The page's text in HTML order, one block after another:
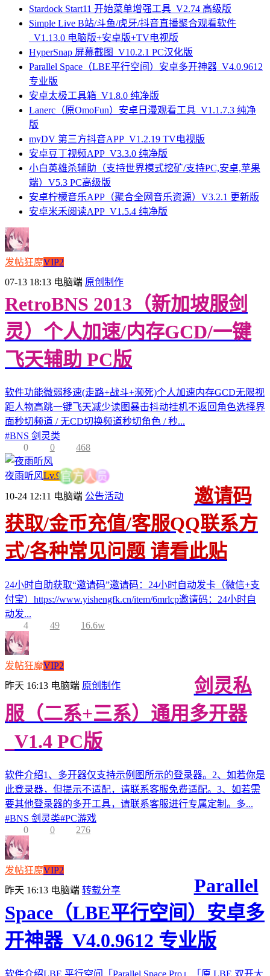
Stardock Start11 开始菜单增强工具_V2.74 高级版
Simple Live B站/斗鱼/虎牙/抖音直播聚合观看软件
_V1.13.0 电脑版+安卓版+TV电视版
HyperSnap 屏幕截图_V10.2.1 PC汉化版
Parallel Space（LBE平行空间）安卓多开神器_V4.0.9612
专业版
安卓太极工具箱_V1.8.0 纯净版
Lanerc（原OmoFun）安卓日漫观看工具_V1.1.7.3 纯净
版
myDV 第三方抖音APP_V1.2.19 TV电视版
安卓豆丁视频APP_V3.3.0 纯净版
小白英雄杀辅助（支持世界模式挖矿/支持PC,安卓,苹果
端）V5.3 PC高级版
安卓柠檬音乐APP（聚合全网音乐资源）V3.2.1 更新版
安卓米禾阅读APP_V1.5.4 纯净版
发帖狂魔VIP2
07-13 18:13 电脑端 原创制作
RetroBNS 2013（新加坡服剑
灵）个人加速/内存GCD/一键
飞天辅助 PC版
软件功能微弱移速(走路+战斗+濒死)个人加速内存GCD无限视
距人物高跳一键飞天减少读图暴击抖动挂机不返回角色选择界
面秒切频道 / 无CD切换频道秒切角色 / 秒...
#BNS 剑灵类
0
0 468
夜雨听风Lv.9官 方 人员
10-24 12:11 电脑端 公告活动
邀请码
获取/金币充值/客服QQ联系方
式/各种常见问题 请看此贴
24小时自助获取“邀请码”邀请码：24小时自动发卡（微信+支
付宝）https://www.yishengfk.cn/item/6mrlcp邀请码：24小时自
动发...
4
49 16.6w
发帖狂魔VIP2
昨天 16:13 电脑端 原创制作
剑灵私
服（二系+三系）通用多开器
_V1.4 PC版
软件介绍1、多开器仅支持示例图所示的登录器。2、如若你是
此登录器，但提示不适配，请联系客服免费适配。3、如若需
要其他登录器的多开工具，请联系客服进行专属定制。多...
#BNS 剑灵类#PC游戏
0
0 276
发帖狂魔VIP2
昨天 16:13 电脑端 转载分享
Parallel
Space（LBE平行空间）安卓多
开神器_V4.0.9612 专业版
软件介绍LBE 平行空间「Parallel Space Pro」「原 LBE 双开大